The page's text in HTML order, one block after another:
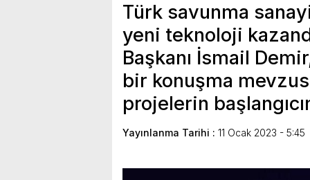
Türk savunma
yeni teknoloji
Başkanı İsmail
bir konuşma
projelerin
Yayınlanma Tarihi : 11 Ocak 2023 - 5:45